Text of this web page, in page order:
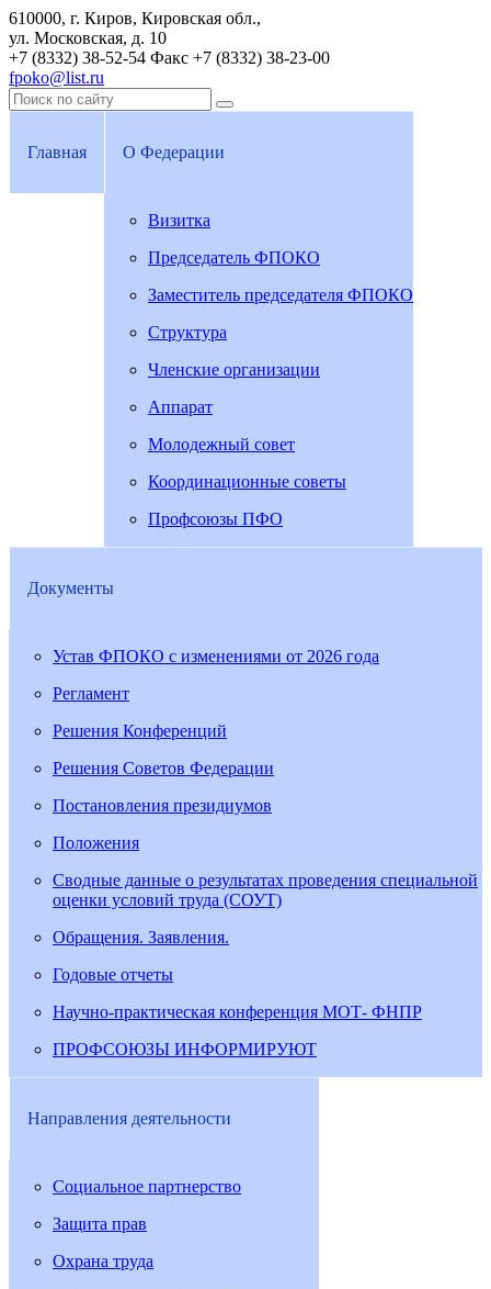
610000, г. Киров, Кировская обл.,
ул. Московская, д. 10
+7 (8332) 38-52-54 Факс +7 (8332) 38-23-00
fpoko@list.ru
Главная О Федерации
Визитка
Председатель ФПОКО
Заместитель председателя ФПОКО
Структура
Членские организации
Аппарат
Молодежный совет
Координационные советы
Профсоюзы ПФО
Документы
Устав ФПОКО с изменениями от 2026 года
Регламент
Решения Конференций
Решения Советов Федерации
Постановления президиумов
Положения
Сводные данные о результатах проведения специальной
оценки условий труда (СОУТ)
Обращения. Заявления.
Годовые отчеты
Научно-практическая конференция МОТ- ФНПР
ПРОФСОЮЗЫ ИНФОРМИРУЮТ
Направления деятельности
Социальное партнерство
Защита прав
Охрана труда